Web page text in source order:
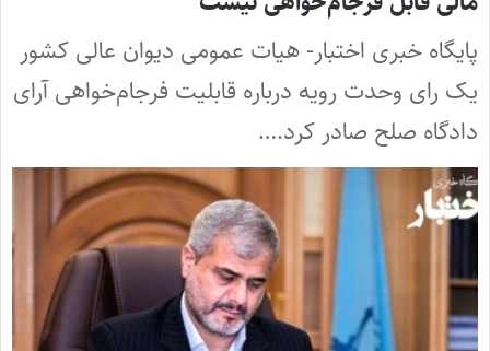
پایگاه خبری اختبار- هیات عمومی دیوان عالی کشور
یک رای وحدت رویه درباره قابلیت فرجام‌خواهی آرای
دادگاه صلح صادر کرد.…